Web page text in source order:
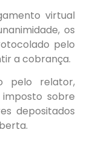
virtual
os
pelo
a cobrança.
pelo relator,
sobre
depositados